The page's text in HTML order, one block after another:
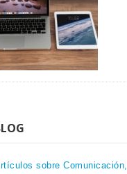
sobre Comunicación,